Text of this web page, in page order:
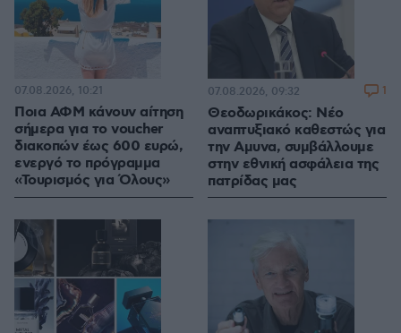
Ποια ΑΦΜ κάνουν αίτηση
σήμερα για το voucher
διακοπών έως 600 ευρώ,
ενεργό το πρόγραμμα
«Τουρισμός για Όλους»
07.08.2026, 10:21
Θεοδωρικάκος: Νέο
αναπτυξιακό καθεστώς για
την Αμυνα, συμβάλλουμε
στην εθνική ασφάλεια της
πατρίδας μας
07.08.2026, 09:32 1